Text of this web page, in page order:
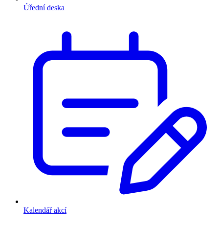
Úřední deska
Kalendář akcí